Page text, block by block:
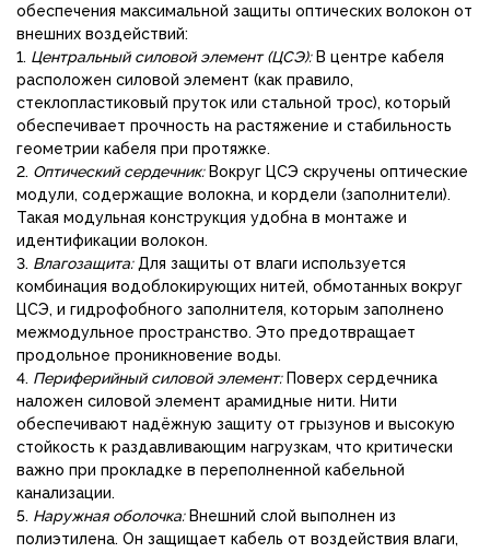
обеспечения максимальной защиты оптических волокон от
внешних воздействий:
1. Центральный силовой элемент (ЦСЭ):В центре кабеля
расположен силовой элемент (как правило,
стеклопластиковый пруток или стальной трос), который
обеспечивает прочность на растяжение и стабильность
геометрии кабеля при протяжке.
2. Оптический сердечник:Вокруг ЦСЭ скручены оптические
модули, содержащие волокна, и кордели (заполнители).
Такая модульная конструкция удобна в монтаже и
идентификации волокон.
3. Влагозащита:Для защиты от влаги используется
комбинация водоблокирующих нитей, обмотанных вокруг
ЦСЭ, и гидрофобного заполнителя, которым заполнено
межмодульное пространство. Это предотвращает
продольное проникновение воды.
4. Периферийный силовой элемент:Поверх сердечника
наложен силовой элемент арамидные нити. Нити
обеспечивают надёжную защиту от грызунов и высокую
стойкость к раздавливающим нагрузкам, что критически
важно при прокладке в переполненной кабельной
канализации.
5. Наружная оболочка:Внешний слой выполнен из
полиэтилена. Он защищает кабель от воздействия влаги,